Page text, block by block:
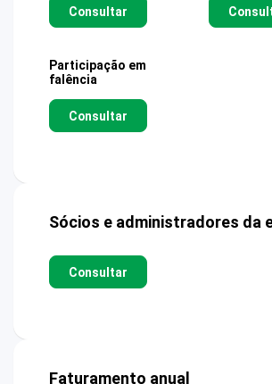
Consultar
Participação em
falência
Consultar
Sócios e administradores da
Consultar
Faturamento anual